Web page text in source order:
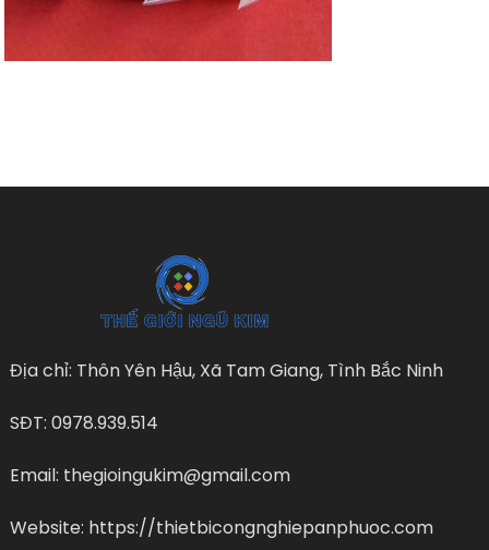
Địa chỉ: Thôn Yên Hậu, Xã Tam Giang, Tình Bắc Ninh
SĐT: 0978.939.514
Email: thegioingukim@gmail.com
Website: https://thietbicongnghiepanphuoc.com